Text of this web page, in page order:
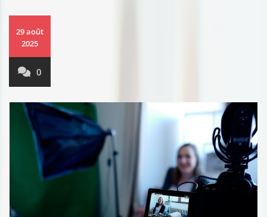
29 août
2025
0